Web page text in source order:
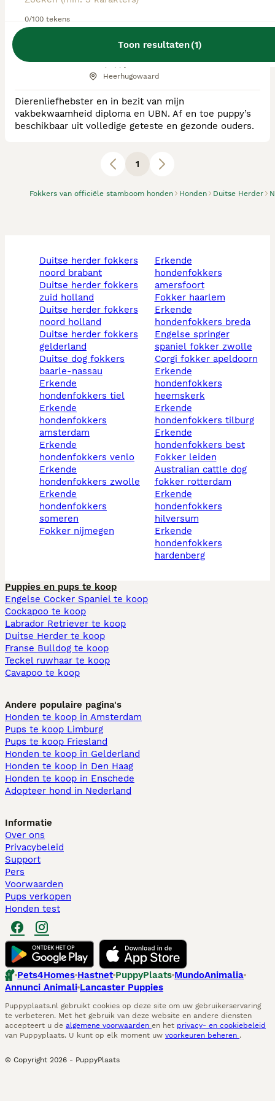
0/100 tekens
Toon resultaten(1)
Fokkers van officiële stamboom honden Honden Duitse Herder
Duitse Herder, Leonberger, Zwitserse
Witte Herdershond
0 puppy's beschikbaar
Heerhugowaard
Dierenliefhebster en in bezit van mijn
vakbekwaamheid diploma en UBN. Af en toe puppy’s
beschikbaar uit volledige geteste en gezonde ouders.
1
duitse herder fokkers
noord brabant
duitse herder fokkers
zuid holland
duitse herder fokkers
noord holland
duitse herder fokkers
gelderland
duitse dog fokkers
baarle-nassau
erkende
hondenfokkers tiel
erkende
hondenfokkers
amsterdam
erkende
hondenfokkers venlo
erkende
hondenfokkers zwolle
erkende
hondenfokkers
someren
fokker nijmegen
erkende
hondenfokkers
amersfoort
fokker haarlem
erkende
hondenfokkers breda
engelse springer
spaniel fokker zwolle
corgi fokker apeldoorn
erkende
hondenfokkers
heemskerk
erkende
hondenfokkers tilburg
erkende
hondenfokkers best
fokker leiden
australian cattle dog
fokker rotterdam
erkende
hondenfokkers
hilversum
erkende
hondenfokkers
hardenberg
Puppies en pups te koop
Engelse Cocker Spaniel te koop
Cockapoo te koop
Labrador Retriever te koop
Duitse Herder te koop
Franse Bulldog te koop
Teckel ruwhaar te koop
Cavapoo te koop
Andere populaire pagina's
Honden te koop in Amsterdam
Pups te koop Limburg​
Pups te koop Friesland​
Honden te koop in Gelderland
Honden te koop in Den Haag
Honden te koop in Enschede
Adopteer hond in Nederland
Informatie
Over ons
Privacybeleid
Support
Pers
Voorwaarden
Pups verkopen
Honden test
Pets4Homes Hastnet PuppyPlaats MundoAnimalia
Annunci Animali Lancaster Puppies
Puppyplaats.nl gebruikt cookies op deze site om uw gebruikerservaring
te verbeteren. Met het gebruik van deze website en andere diensten
accepteert u de algemene voorwaarden en het privacy- en cookiebeleid
van Puppyplaats. U kunt op elk moment uw voorkeuren beheren .
© Copyright 2026 - PuppyPlaats